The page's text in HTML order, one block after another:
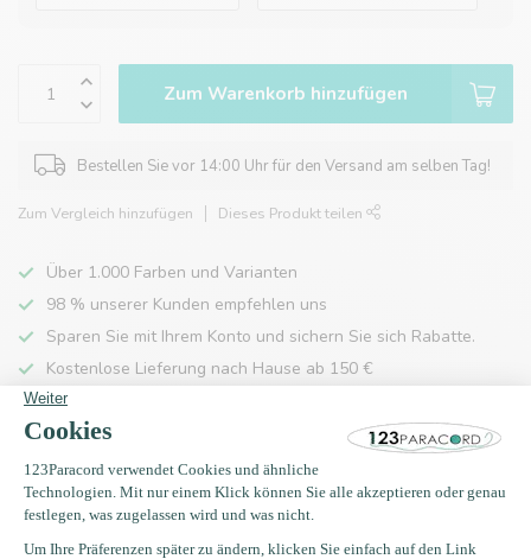
Zum Warenkorb hinzufügen
Bestellen Sie vor 14:00 Uhr für den Versand am selben Tag!
Zum Vergleich hinzufügen Dieses Produkt teilen
Über 1.000 Farben und Varianten
98 % unserer Kunden empfehlen uns
Sparen Sie mit Ihrem Konto und sichern Sie sich Rabatte.
Kostenlose Lieferung nach Hause ab 150 €
Eigenschaften